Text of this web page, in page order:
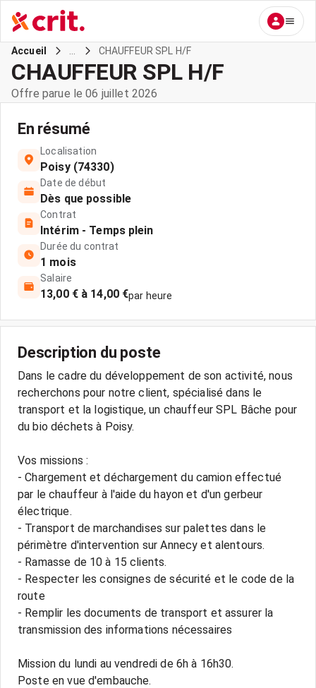
Accueil CHAUFFEUR SPL H/F
CHAUFFEUR SPL H/F
Offre parue le 06 juillet 2026
En résumé
Localisation
Poisy (74330)
Date de début
Dès que possible
Contrat
Intérim - Temps plein
Durée du contrat
1 mois
Salaire
13,00 € à 14,00 €par heure
Description du poste
Dans le cadre du développement de son activité, nous
recherchons pour notre client, spécialisé dans le
transport et la logistique, un chauffeur SPL Bâche pour
du bio déchets à Poisy.
Vos missions :
- Chargement et déchargement du camion effectué
par le chauffeur à l'aide du hayon et d'un gerbeur
électrique.
- Transport de marchandises sur palettes dans le
périmètre d'intervention sur Annecy et alentours.
- Ramasse de 10 à 15 clients.
- Respecter les consignes de sécurité et le code de la
route
- Remplir les documents de transport et assurer la
transmission des informations nécessaires
Mission du lundi au vendredi de 6h à 16h30.